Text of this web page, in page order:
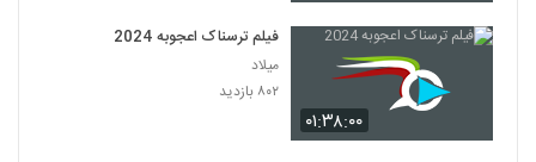
۰۱:۳۸:۰۰
فیلم ترسناک اعجوبه 2024
میلاد
۸۰۲ بازدید